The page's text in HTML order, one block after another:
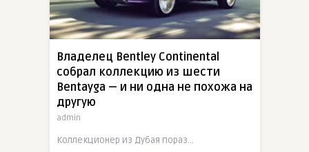
Владелец Bentley Continental
собрал коллекцию из шести
Bentayga — и ни одна не похожа на
другую
admin
Коллекционер из Дубая поразил даже Bentley: у него шесть уникальных Bentayga, каждая с индивидуальной отделкой от Mulliner и собственным цветом, плюс Continental GT для поездок